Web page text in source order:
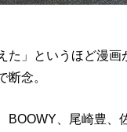
た」というほど漫画
断念。
BOOWY、尾崎豊、